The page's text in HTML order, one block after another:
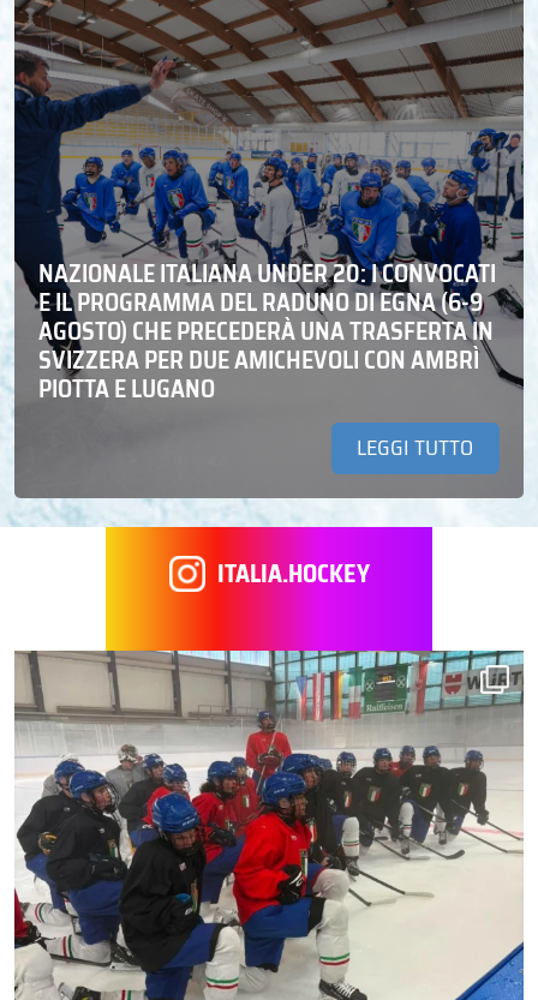
NAZIONALE ITALIANA UNDER 20: I CONVOCATI
E IL PROGRAMMA DEL RADUNO DI EGNA (6-9
AGOSTO) CHE PRECEDERÀ UNA TRASFERTA IN
SVIZZERA PER DUE AMICHEVOLI CON AMBRÌ
PIOTTA E LUGANO
LEGGI TUTTO
ITALIA.HOCKEY